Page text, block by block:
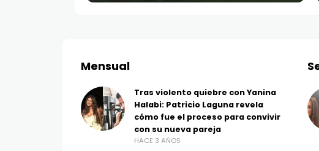
Mensual
Tras violento quiebre con Yanina
Halabi: Patricio Laguna revela
cómo fue el proceso para convivir
con su nueva pareja
HACE 3 AÑOS